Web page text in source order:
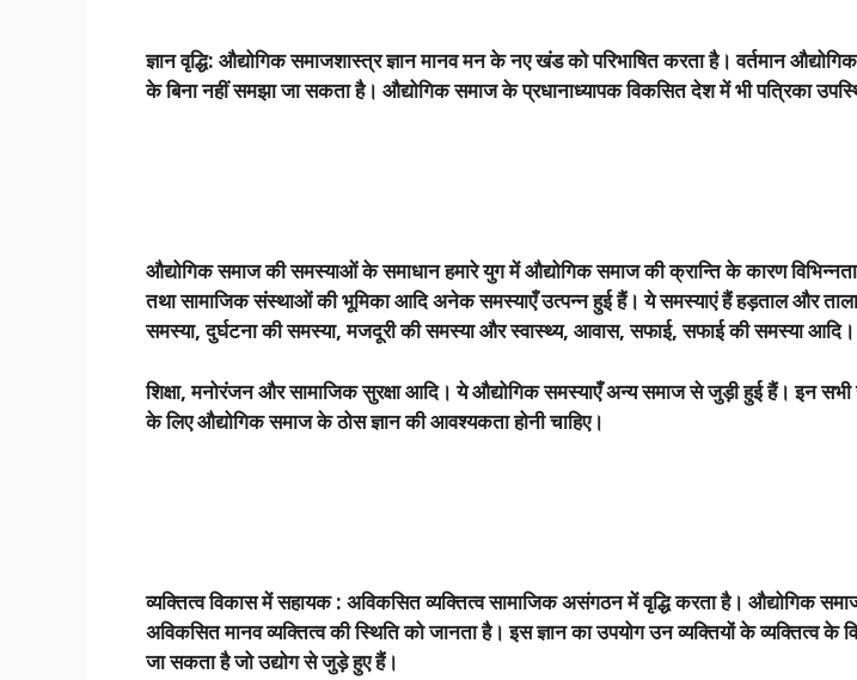
ज्ञान वृद्धि: औद्योगिक समाजशास्त्र ज्ञान मानव मन के नए खंड को परिभाषित करता है। वर्तमान
के बिना नहीं समझा जा सकता है। औद्योगिक समाज के प्रधानाध्यापक विकसित देश में भी पत्रिका
औद्योगिक समाज की समस्याओं के समाधान हमारे युग में औद्योगिक समाज की क्रान्ति के कारण
तथा सामाजिक संस्थाओं की भूमिका आदि अनेक समस्याएँ उत्पन्न हुई हैं। ये समस्याएं हैं हड़ताल और
समस्या,दुर्घटना की समस्या,मजदूरी की समस्या और स्वास्थ्य, आवास,सफाई,सफाई की समस्या आदि।
शिक्षा,मनोरंजन और सामाजिक सुरक्षा आदि। ये औद्योगिक समस्याएँ अन्य समाज से जुड़ी हुई हैं। इन
के लिए औद्योगिक समाज के ठोस ज्ञान की आवश्यकता होनी चाहिए।
व्यक्तित्व विकास में सहायक : अविकसित व्यक्तित्व सामाजिक असंगठन में वृद्धि करता है। औद्योगिक
अविकसित मानव व्यक्तित्व की स्थिति को जानता है। इस ज्ञान का उपयोग उन व्यक्तियों के व्यक्तित्व के
जा सकता है जो उद्योग से जुड़े हुए हैं।